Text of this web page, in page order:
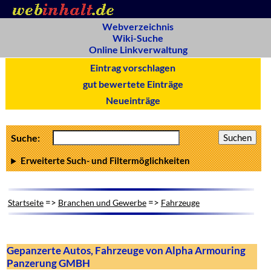
Webverzeichnis
Wiki-Suche
Online Linkverwaltung
Eintrag vorschlagen
gut bewertete Einträge
Neueinträge
Suche:
Erweiterte Such- und Filtermöglichkeiten
Startseite=> Branchen und Gewerbe=> Fahrzeuge
Gepanzerte Autos, Fahrzeuge von Alpha Armouring
Panzerung GMBH